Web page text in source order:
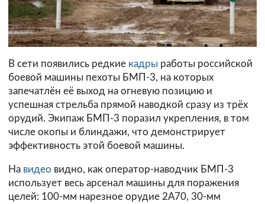
В сети появились редкие кадры работы российской
боевой машины пехоты БМП-3, на которых
запечатлён её выход на огневую позицию и
успешная стрельба прямой наводкой сразу из трёх
орудий. Экипаж БМП-3 поразил укрепления, в том
числе окопы и блиндажи, что демонстрирует
эффективность этой боевой машины.
На видео видно, как оператор-наводчик БМП-3
использует весь арсенал машины для поражения
целей: 100-мм нарезное орудие 2А70, 30-мм